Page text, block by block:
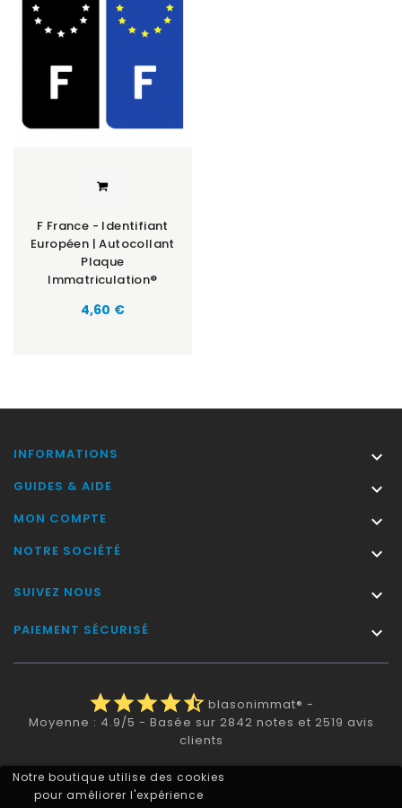
Notre boutique utilise des cookies
pour améliorer l'expérience
F France - Identifiant
Européen | Autocollant
Plaque
Immatriculation®
Prix
4,60 €
INFORMATIONS 
GUIDES & AIDE 
MON COMPTE 
NOTRE SOCIÉTÉ 
SUIVEZ NOUS 
PAIEMENT SÉCURISÉ 
starstarstarstarstar_half blasonimmat® -
Moyenne : 4.9/5 - Basée sur 2842 notes et 2519 avis
clients